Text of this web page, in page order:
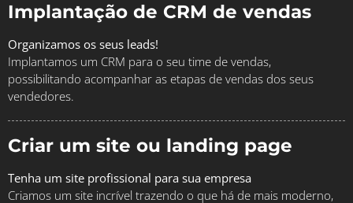
Implantação de CRM de vendas
Organizamos os seus leads!
Implantamos um CRM para o seu time de vendas,
possibilitando acompanhar as etapas de vendas dos seus
vendedores.
Criar um site ou landing page
Tenha um site profissional para sua empresa
Criamos um site incrível trazendo o que há de mais moderno,